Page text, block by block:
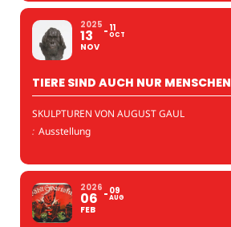
2025
13
NOV
11
OCT
TIERE SIND AUCH NUR MENSCHEN
SKULPTUREN VON AUGUST GAUL
: Ausstellung
2026
06
FEB
09
AUG